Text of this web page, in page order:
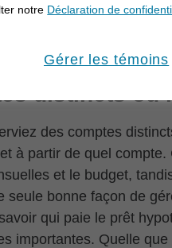
à garder le cap. Décidez
vous consulter pour
distincts ou
des comptes
à partir de quel compte.
et le budget,
seule bonne façon de
qui paie le prêt
importantes. Quelle
notre Déclaration de
Gérer les témoins